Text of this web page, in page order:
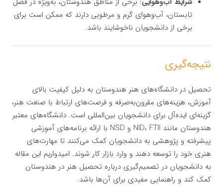
تابستان، آب‌وهوای گرم و مرطوبی دارند که ممکن است برای
برخی از دانشجویان ناخوشایند باشد.
نتیجه‌گیری
تحصیل در دانشگاه‌های هنر هندوستان به دلیل کیفیت بالای
آموزش، هزینه‌های مقرون‌به‌صرفه و فرصت‌های ارتباط با صنعت هنر،
گزینه‌ای ایده‌آل برای دانشجویان بین‌المللی است. دانشگاه‌های معتبر
هندوستان مانند NID، FTII و NSD با ارائه برنامه‌های آموزشی
پیشرفته و پژوهشی به دانشجویان کمک می‌کنند تا مهارت‌های
هنری خود را توسعه دهند و وارد بازار کار شوند. امیدواریم این مقاله
به دانشجویان در تصمیم‌گیری درباره تحصیل هنر در هندوستان
کمک کند و راهنمایی مفیدی برای آن‌ها باشد.